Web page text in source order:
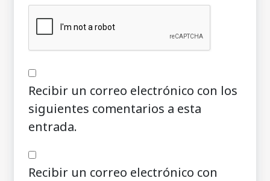
Recibir un correo electrónico con los
siguientes comentarios a esta
entrada.
Recibir un correo electrónico con